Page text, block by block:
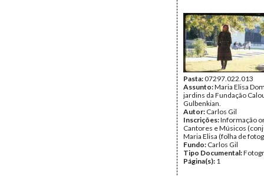
Pasta:07297.022.013
Assunto:Maria Elisa
jardins da Fundação
Gulbenkian.
Autor: Carlos Gil
Inscrições:Informação
Cantores e Músicos
Maria Elisa (folha de
Fundo: Carlos Gil
Tipo Documental:
Página(s): 1